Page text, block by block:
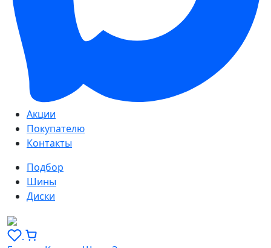
Акции
Покупателю
Контакты
Подбор
Шины
Диски